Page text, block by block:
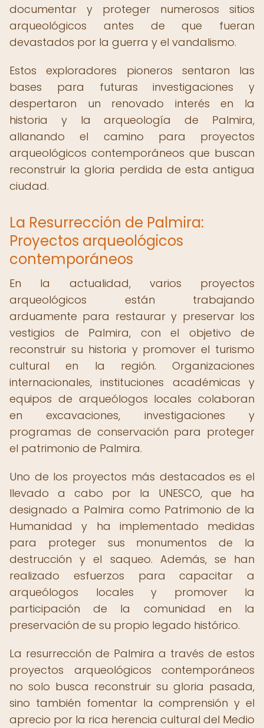
documentar y proteger numerosos sitios
arqueológicos antes de que fueran
devastados por la guerra y el vandalismo.
Estos exploradores pioneros sentaron las
bases para futuras investigaciones y
despertaron un renovado interés en la
historia y la arqueología de Palmira,
allanando el camino para proyectos
arqueológicos contemporáneos que buscan
reconstruir la gloria perdida de esta antigua
ciudad.
La Resurrección de Palmira:
Proyectos arqueológicos
contemporáneos
En la actualidad, varios proyectos
arqueológicos están trabajando
arduamente para restaurar y preservar los
vestigios de Palmira, con el objetivo de
reconstruir su historia y promover el turismo
cultural en la región. Organizaciones
internacionales, instituciones académicas y
equipos de arqueólogos locales colaboran
en excavaciones, investigaciones y
programas de conservación para proteger
el patrimonio de Palmira.
Uno de los proyectos más destacados es el
llevado a cabo por la UNESCO, que ha
designado a Palmira como Patrimonio de la
Humanidad y ha implementado medidas
para proteger sus monumentos de la
destrucción y el saqueo. Además, se han
realizado esfuerzos para capacitar a
arqueólogos locales y promover la
participación de la comunidad en la
preservación de su propio legado histórico.
La resurrección de Palmira a través de estos
proyectos arqueológicos contemporáneos
no solo busca reconstruir su gloria pasada,
sino también fomentar la comprensión y el
aprecio por la rica herencia cultural del Medio